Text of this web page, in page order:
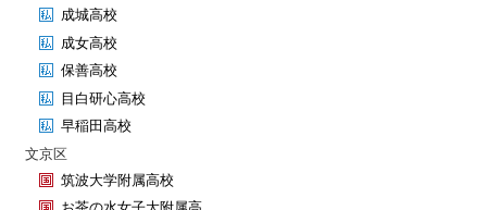
成城高校
成女高校
保善高校
目白研心高校
早稲田高校
文京区
筑波大学附属高校